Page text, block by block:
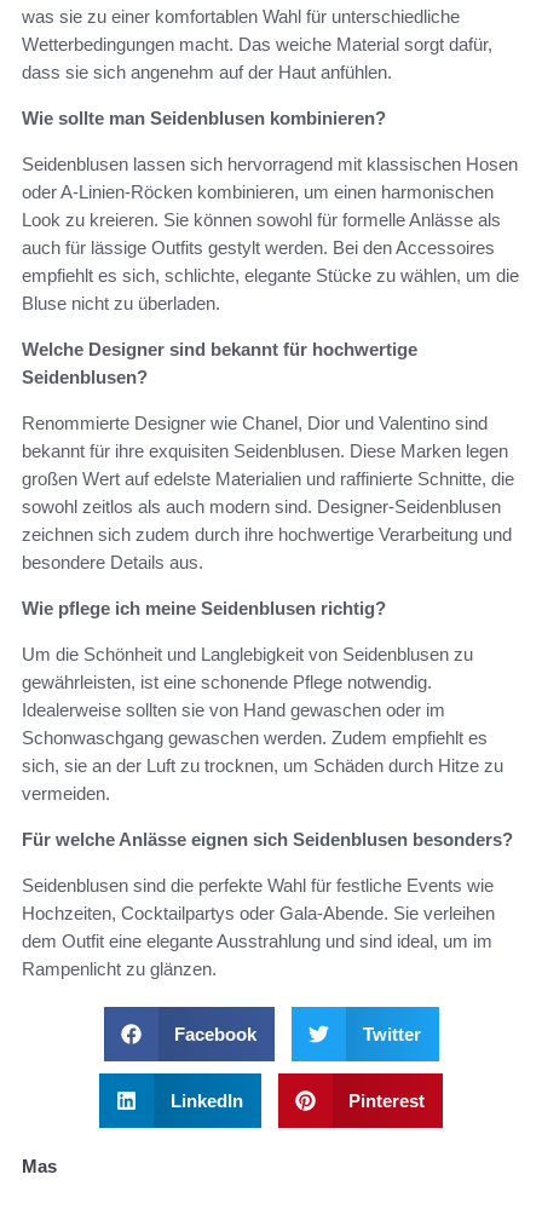
was sie zu einer komfortablen Wahl für unterschiedliche
Wetterbedingungen macht. Das weiche Material sorgt dafür,
dass sie sich angenehm auf der Haut anfühlen.
Wie sollte man Seidenblusen kombinieren?
Seidenblusen lassen sich hervorragend mit klassischen Hosen
oder A-Linien-Röcken kombinieren, um einen harmonischen
Look zu kreieren. Sie können sowohl für formelle Anlässe als
auch für lässige Outfits gestylt werden. Bei den Accessoires
empfiehlt es sich, schlichte, elegante Stücke zu wählen, um die
Bluse nicht zu überladen.
Welche Designer sind bekannt für hochwertige
Seidenblusen?
Renommierte Designer wie Chanel, Dior und Valentino sind
bekannt für ihre exquisiten Seidenblusen. Diese Marken legen
großen Wert auf edelste Materialien und raffinierte Schnitte, die
sowohl zeitlos als auch modern sind. Designer-Seidenblusen
zeichnen sich zudem durch ihre hochwertige Verarbeitung und
besondere Details aus.
Wie pflege ich meine Seidenblusen richtig?
Um die Schönheit und Langlebigkeit von Seidenblusen zu
gewährleisten, ist eine schonende Pflege notwendig.
Idealerweise sollten sie von Hand gewaschen oder im
Schonwaschgang gewaschen werden. Zudem empfiehlt es
sich, sie an der Luft zu trocknen, um Schäden durch Hitze zu
vermeiden.
Für welche Anlässe eignen sich Seidenblusen besonders?
Seidenblusen sind die perfekte Wahl für festliche Events wie
Hochzeiten, Cocktailpartys oder Gala-Abende. Sie verleihen
dem Outfit eine elegante Ausstrahlung und sind ideal, um im
Rampenlicht zu glänzen.
Facebook Twitter
LinkedIn Pinterest
Mas